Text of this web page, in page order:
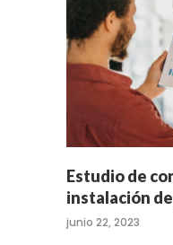
Estudio de
instalación
junio 22, 2023